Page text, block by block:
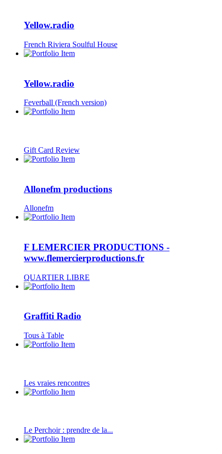
Yellow.radio
French Riviera Soulful House
Yellow.radio
Feverball (French version)
Gift Card Review
Allonefm productions
Allonefm
F LEMERCIER PRODUCTIONS -
www.flemercierproductions.fr
QUARTIER LIBRE
Graffiti Radio
Tous à Table
Les vraies rencontres
Le Perchoir : prendre de la...